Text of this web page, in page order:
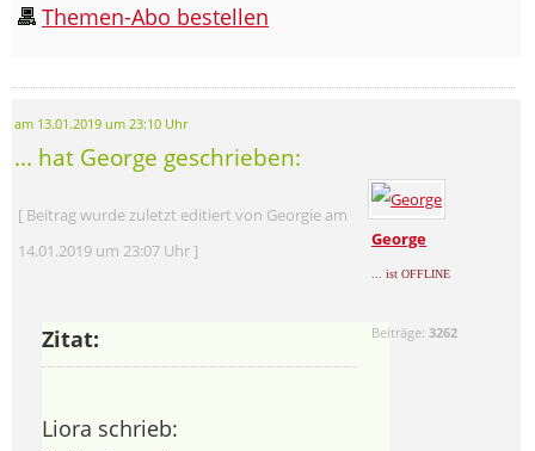
Themen-Abo bestellen
am 13.01.2019 um 23:10 Uhr
... hat George geschrieben:
George
... ist OFFLINE
Beiträge:3262
[ Beitrag wurde zuletzt editiert von Georgie am
14.01.2019 um 23:07 Uhr ]
Zitat:
Liora schrieb: